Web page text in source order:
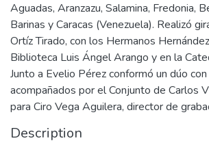
Aguadas, Aranzazu, Salamina, Fredonia,
Barinas y Caracas (Venezuela). Realizó
Ortíz Tirado, con los Hermanos
Biblioteca Luis Ángel Arango y en la
Junto a Evelio Pérez conformó un dúo
acompañados por el Conjunto de Carlos
para Ciro Vega Aguilera, director de
Description